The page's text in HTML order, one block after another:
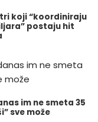
koji “koordiniraju
postaju hit
im ne smeta 35
sve može